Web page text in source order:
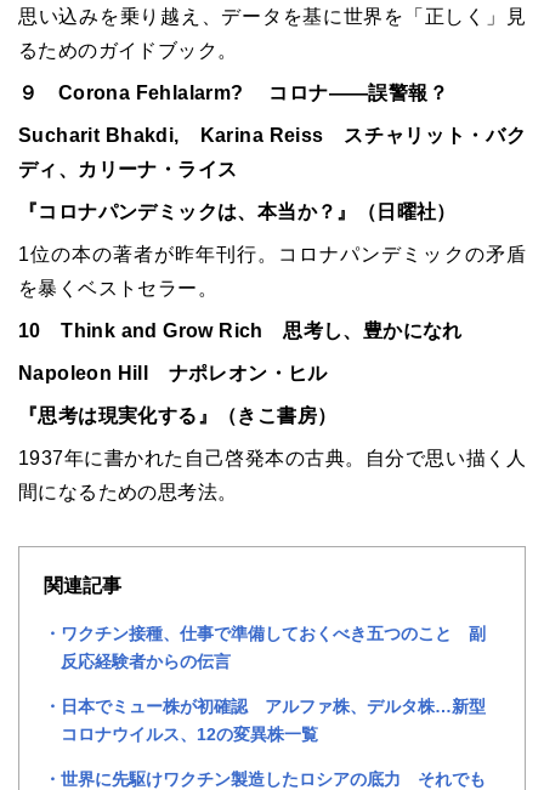
思い込みを乗り越え、データを基に世界を「正しく」見
るためのガイドブック。
９ Corona Fehlalarm? コロナ――誤警報？
Sucharit Bhakdi, Karina Reiss スチャリット・バク
ディ、カリーナ・ライス
『コロナパンデミックは、本当か？』（日曜社）
1位の本の著者が昨年刊行。コロナパンデミックの矛盾
を暴くベストセラー。
10 Think and Grow Rich 思考し、豊かになれ
Napoleon Hill ナポレオン・ヒル
『思考は現実化する』（きこ書房）
1937年に書かれた自己啓発本の古典。自分で思い描く人
間になるための思考法。
関連記事
ワクチン接種、仕事で準備しておくべき五つのこと 副
反応経験者からの伝言
日本でミュー株が初確認 アルファ株、デルタ株…新型
コロナウイルス、12の変異株一覧
世界に先駆けワクチン製造したロシアの底力 それでも